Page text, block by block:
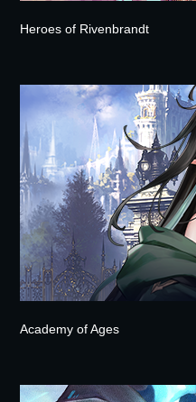
Heroes of Rivenbrandt
Academy of Ages